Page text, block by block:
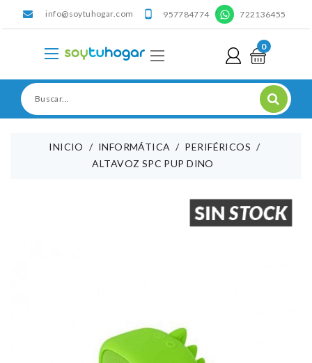
info@soytuhogar.com  957784774 ' 722136455
0
INICIO INFORMÁTICA
PERIFÉRICOS
ALTAVOZ SPC PUP DINO